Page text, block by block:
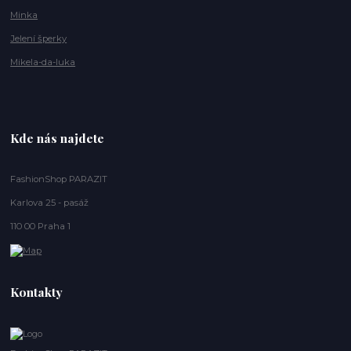
Minka
Jelení šperky
Mikela-da-luka
Kde nás najdete
FashionShop PARAZIT
Karlova 25 - pasáž
110 00 Praha 1
Kontakty